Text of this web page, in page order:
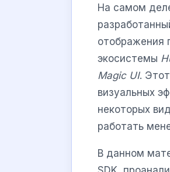
На самом
отображения
экосистемы
Magic UI.
визуальных
некоторых
работать
В данном